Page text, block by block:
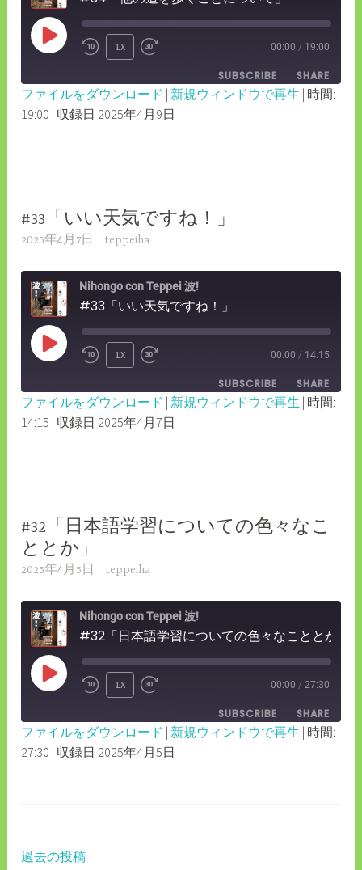
PLAY
REWIND
10
SECONDS
1X
FAST
FORWARD
30
00:00 / 19:00
SUBSCRIBE SHARE
SHARE
ファイルをダウンロード | 新規ウィンドウで再生 | 時間:
19:00 | 収録日 2025年4月9日
#33「いい天気ですね！」
2025年4月7日 teppeiha
Nihongo con Teppei 波!
#33「いい天気ですね！」
PLAY
REWIND
10
SECONDS
1X
FAST
FORWARD
30
00:00 / 14:15
SUBSCRIBE SHARE
SHARE
ファイルをダウンロード | 新規ウィンドウで再生 | 時間:
14:15 | 収録日 2025年4月7日
#32「日本語学習についての色々なこ
ととか」
2025年4月5日 teppeiha
Nihongo con Teppei 波!
#32「日本語学習についての色々なこととか」
PLAY
REWIND
10
SECONDS
1X
FAST
FORWARD
30
00:00 / 27:30
SUBSCRIBE SHARE
SHARE
ファイルをダウンロード | 新規ウィンドウで再生 | 時間:
27:30 | 収録日 2025年4月5日
投
過去の投稿